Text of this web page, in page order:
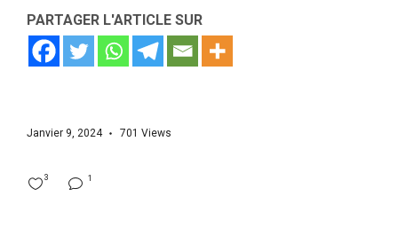
PARTAGER L'ARTICLE SUR
Janvier 9, 2024 701 Views
1
3